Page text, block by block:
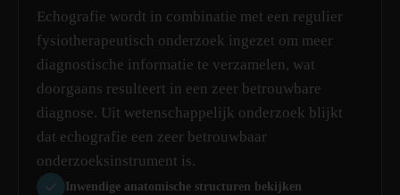
Echografie wordt in combinatie met een regulier
fysiotherapeutisch onderzoek ingezet om meer
diagnostische informatie te verzamelen, wat
doorgaans resulteert in een zeer betrouwbare
diagnose. Uit wetenschappelijk onderzoek blijkt
dat echografie een zeer betrouwbaar
onderzoeksinstrument is.
Inwendige anatomische structuren bekijken